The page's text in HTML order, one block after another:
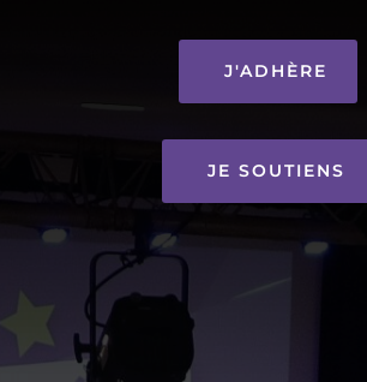
J'ADHÈRE
JE SOUTIENS